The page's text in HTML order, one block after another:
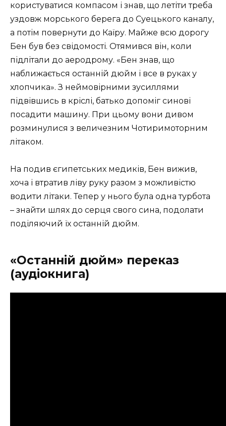
користуватися компасом і знав, що летіти треба
уздовж морського берега до Суецького каналу,
а потім повернути до Каїру. Майже всю дорогу
Бен був без свідомості. Отямився він, коли
підлітали до аеродрому. «Бен знав, що
наближається останній дюйм і все в руках у
хлопчика». З неймовірними зусиллями
підвівшись в кріслі, батько допоміг синові
посадити машину. При цьому вони дивом
розминулися з величезним Чотиримоторним
літаком.
На подив єгипетських медиків, Бен вижив,
хоча і втратив ліву руку разом з можливістю
водити літаки. Тепер у нього була одна турбота
– знайти шлях до серця свого сина, подолати
поділяючий їх останній дюйм.
«Останній дюйм» переказ
(аудіокнига)